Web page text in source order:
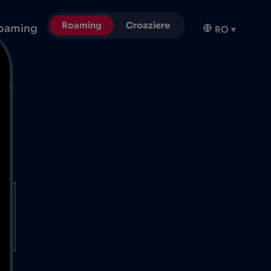
Roaming Croaziere RO ▾